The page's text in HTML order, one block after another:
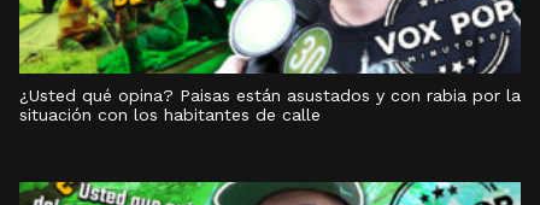
¿Usted qué opina? Paisas están asustados y con rabia por la
situación con los habitantes de calle